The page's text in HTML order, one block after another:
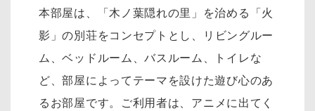
本部屋は、「木ノ葉隠れの里」を治める「火
影」の別荘をコンセプトとし、リ ビングルー
ム、ベッドルーム、バスルーム、トイレな
ど、部屋によってテーマを設けた遊び心のあ
るお部屋です。
ご利用者は、アニメに出てく